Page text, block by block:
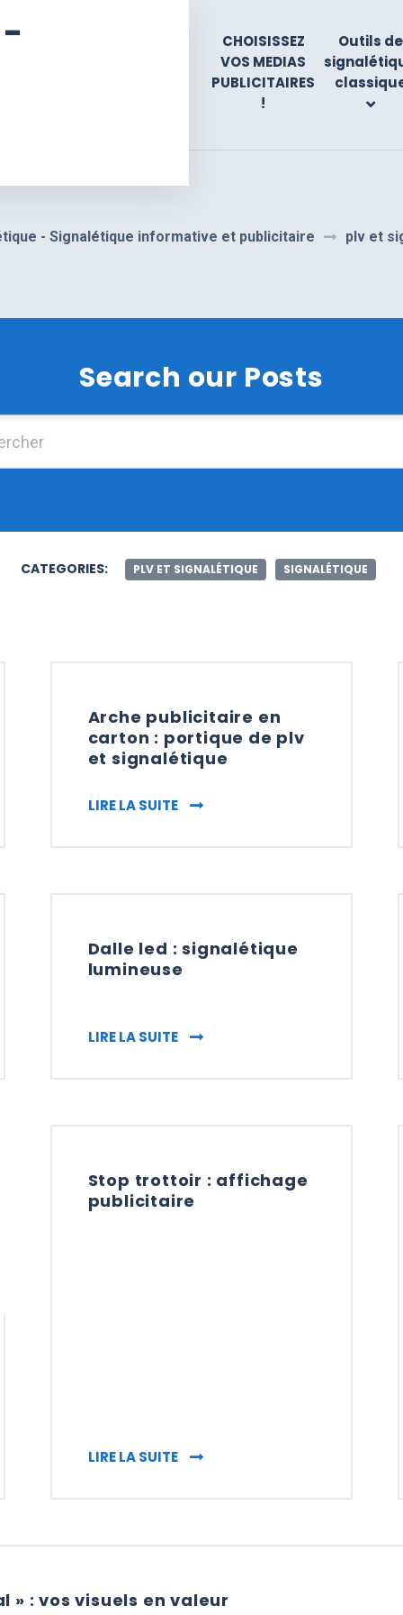
CHOISISSEZ
VOS MEDIAS
PUBLICITAIRES
!
Outils de
- Signalétique informative et publicitaire plv et
Search our Posts
CATEGORIES: PLV ET SIGNALÉTIQUE SIGNALÉTIQUE
ET LES COLLECTIVITÉS
Arche publicitaire en
carton : portique de plv
et signalétique
LIRE LA SUITE ARCHE PUBLICITAIRE EN
: AFFICHAGE MOBILE
Dalle led : signalétique
lumineuse
LIRE LA SUITE DALLE LED : SIGNALÉTIQUE
» POUR AFFICHAGE PUBLICITAIRE
Stop trottoir : affichage
publicitaire
LIRE LA SUITE STOP TROTTOIR : AFFICHAGE
» : vos visuels en valeur